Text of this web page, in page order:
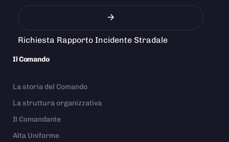
Richiesta Rapporto Incidente Stradale
Il Comando
La storia del Comando
La struttura organizzativa
Il Comandante
Alta Uniforme